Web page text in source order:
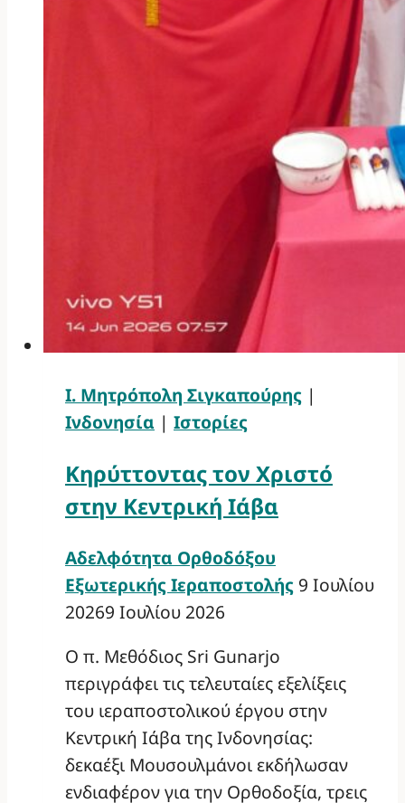
Ι. Μητρόπολη Σιγκαπούρης |
Ινδονησία | Ιστορίες
Κηρύττοντας τον Χριστό
στην Κεντρική Ιάβα
Αδελφότητα Ορθοδόξου
Εξωτερικής Ιεραποστολής 9 Ιουλίου
20269 Ιουλίου 2026
Ο π. Μεθόδιος Sri Gunarjo
περιγράφει τις τελευταίες εξελίξεις
του ιεραποστολικού έργου στην
Κεντρική Ιάβα της Ινδονησίας:
δεκαέξι Μουσουλμάνοι εκδήλωσαν
ενδιαφέρον για την Ορθοδοξία, τρεις